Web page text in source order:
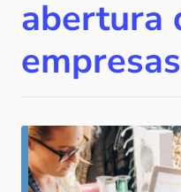
abertura
empresas